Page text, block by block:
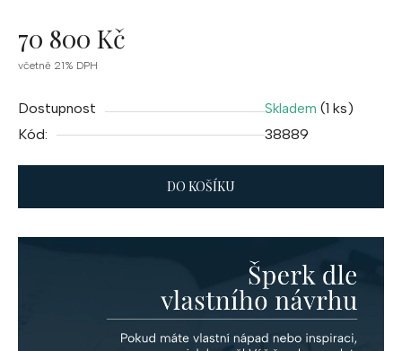
70 800 Kč
Měrná
včetně 21% DPH
Dostupnost Skladem (1 ks)
Kód:
38889
DO KOŠÍKU